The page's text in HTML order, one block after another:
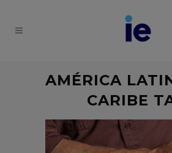
AMÉRICA
CARIBE